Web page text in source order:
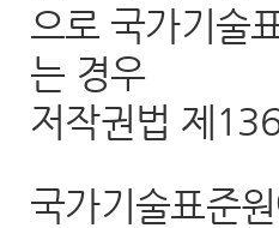
으로 국가기술
는 경우
저작권법 제
국가기술표준